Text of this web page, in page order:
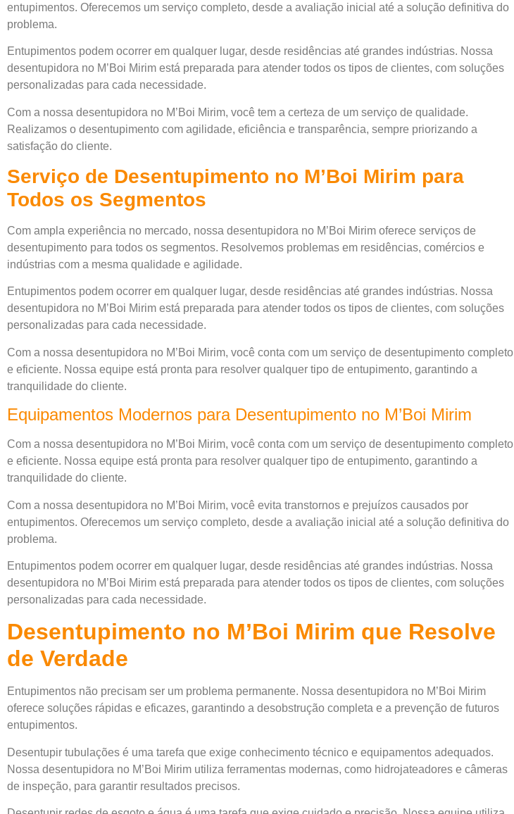
entupimentos. Oferecemos um serviço completo, desde a avaliação inicial até a solução definitiva do
problema.
Entupimentos podem ocorrer em qualquer lugar, desde residências até grandes indústrias. Nossa
desentupidora no M’Boi Mirim está preparada para atender todos os tipos de clientes, com soluções
personalizadas para cada necessidade.
Com a nossa desentupidora no M’Boi Mirim, você tem a certeza de um serviço de qualidade.
Realizamos o desentupimento com agilidade, eficiência e transparência, sempre priorizando a
satisfação do cliente.
Serviço de Desentupimento no M’Boi Mirim para
Todos os Segmentos
Com ampla experiência no mercado, nossa desentupidora no M’Boi Mirim oferece serviços de
desentupimento para todos os segmentos. Resolvemos problemas em residências, comércios e
indústrias com a mesma qualidade e agilidade.
Entupimentos podem ocorrer em qualquer lugar, desde residências até grandes indústrias. Nossa
desentupidora no M’Boi Mirim está preparada para atender todos os tipos de clientes, com soluções
personalizadas para cada necessidade.
Com a nossa desentupidora no M’Boi Mirim, você conta com um serviço de desentupimento completo
e eficiente. Nossa equipe está pronta para resolver qualquer tipo de entupimento, garantindo a
tranquilidade do cliente.
Equipamentos Modernos para Desentupimento no M’Boi Mirim
Com a nossa desentupidora no M’Boi Mirim, você conta com um serviço de desentupimento completo
e eficiente. Nossa equipe está pronta para resolver qualquer tipo de entupimento, garantindo a
tranquilidade do cliente.
Com a nossa desentupidora no M’Boi Mirim, você evita transtornos e prejuízos causados por
entupimentos. Oferecemos um serviço completo, desde a avaliação inicial até a solução definitiva do
problema.
Entupimentos podem ocorrer em qualquer lugar, desde residências até grandes indústrias. Nossa
desentupidora no M’Boi Mirim está preparada para atender todos os tipos de clientes, com soluções
personalizadas para cada necessidade.
Desentupimento no M’Boi Mirim que Resolve
de Verdade
Entupimentos não precisam ser um problema permanente. Nossa desentupidora no M’Boi Mirim
oferece soluções rápidas e eficazes, garantindo a desobstrução completa e a prevenção de futuros
entupimentos.
Desentupir tubulações é uma tarefa que exige conhecimento técnico e equipamentos adequados.
Nossa desentupidora no M’Boi Mirim utiliza ferramentas modernas, como hidrojateadores e câmeras
de inspeção, para garantir resultados precisos.